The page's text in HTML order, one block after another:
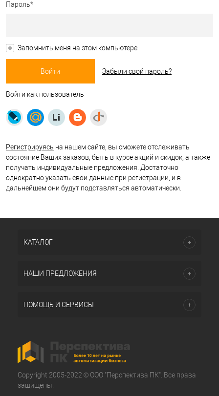
Пароль*
Запомнить меня на этом компьютере
Забыли свой пароль?
Войти как пользователь
Регистрируясь на нашем сайте, вы сможете отслеживать
состояние Ваших заказов, быть в курсе акций и скидок, а также
получать индивидуальные предложения. Достаточно
однократно указать свои данные при регистрации, и в
дальнейшем они будут подставляться автоматически.
КАТАЛОГ
НАШИ ПРЕДЛОЖЕНИЯ
ПОМОЩЬ И СЕРВИСЫ
Copyright 2005-2022 © ООО "Перспектива ПК". Все права
защищены.